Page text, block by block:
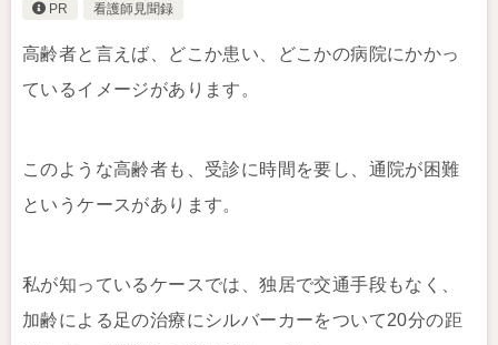
PR 看護師見聞録
高齢者と言えば、どこか患い、どこかの病院にかかっ
ているイメージがあります。
このような高齢者も、受診に時間を要し、通院が困難
というケースがあります。
私が知っているケースでは、独居で交通手段もなく、
加齢による足の治療にシルバーカーをついて20分の距